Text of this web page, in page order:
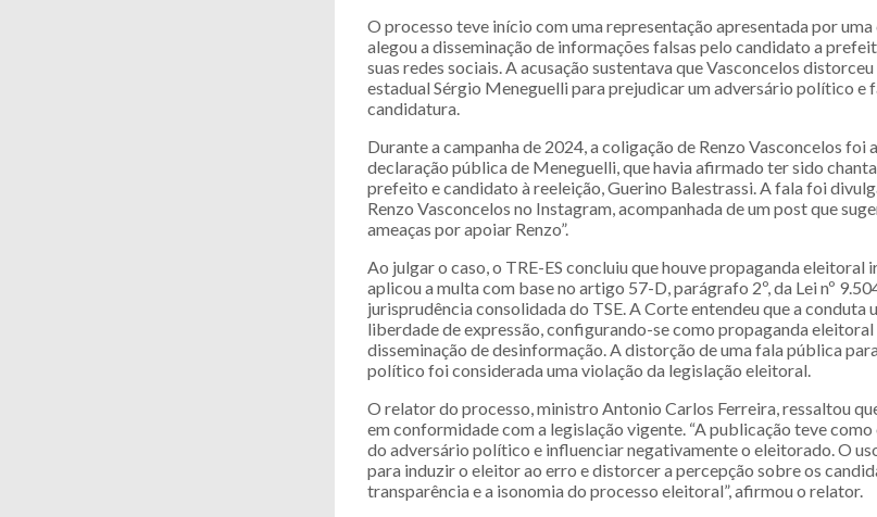
O processo teve início com uma representação apresentada por
alegou a disseminação de informações falsas pelo candidato a
suas redes sociais. A acusação sustentava que Vasconcelos
estadual Sérgio Meneguelli para prejudicar um adversário político e
candidatura.
Durante a campanha de 2024, a coligação de Renzo Vasconcelos foi
declaração pública de Meneguelli, que havia afirmado ter sido
prefeito e candidato à reeleição, Guerino Balestrassi. A fala foi
Renzo Vasconcelos no Instagram, acompanhada de um post que
ameaças por apoiar Renzo”.
Ao julgar o caso, o TRE-ES concluiu que houve propaganda eleitoral
aplicou a multa com base no artigo 57-D, parágrafo 2º, da Lei nº
jurisprudência consolidada do TSE. A Corte entendeu que a conduta
liberdade de expressão, configurando-se como propaganda
disseminação de desinformação. A distorção de uma fala pública
político foi considerada uma violação da legislação eleitoral.
O relator do processo, ministro Antonio Carlos Ferreira, ressaltou
em conformidade com a legislação vigente. “A publicação teve
do adversário político e influenciar negativamente o eleitorado. O
para induzir o eleitor ao erro e distorcer a percepção sobre os
transparência e a isonomia do processo eleitoral”, afirmou o relator.